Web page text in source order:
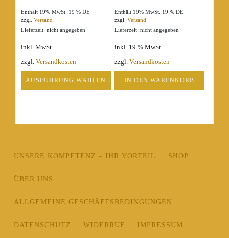
Enthält 19% MwSt. 19 % DE
zzgl. Versand
Lieferzeit: nicht angegeben
inkl. MwSt.
zzgl. Versandkosten
AUSFÜHRUNG WÄHLEN
mehrere
Die
können
der
gewählt
Enthält 19% MwSt. 19 % DE
zzgl.Versand
Lieferzeit: nicht angegeben
inkl. 19 % MwSt.
zzgl.Versandkosten
IN DEN WARENKORB
UNSERE KOMPETENZ – IHR VORTEIL SHOP
ÜBER UNS
ALLGEMEINE GESCHÄFTSBEDINGUNGEN
DATENSCHUTZ WIDERRUF IMPRESSUM